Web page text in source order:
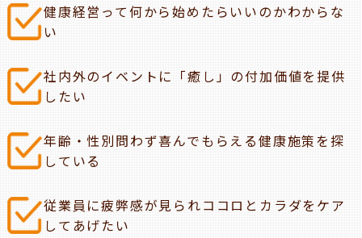
健康経営って何から始めたらいいのかわからな
い
社内外のイベントに「癒し」の付加価値を提供
したい
年齢・性別問わず喜んでもらえる健康施策を探
している
従業員に疲弊感が見られココロとカラダをケア
してあげたい